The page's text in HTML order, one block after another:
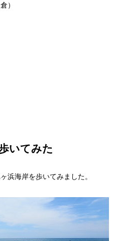
）
いてみた
浜海岸を歩いてみました。